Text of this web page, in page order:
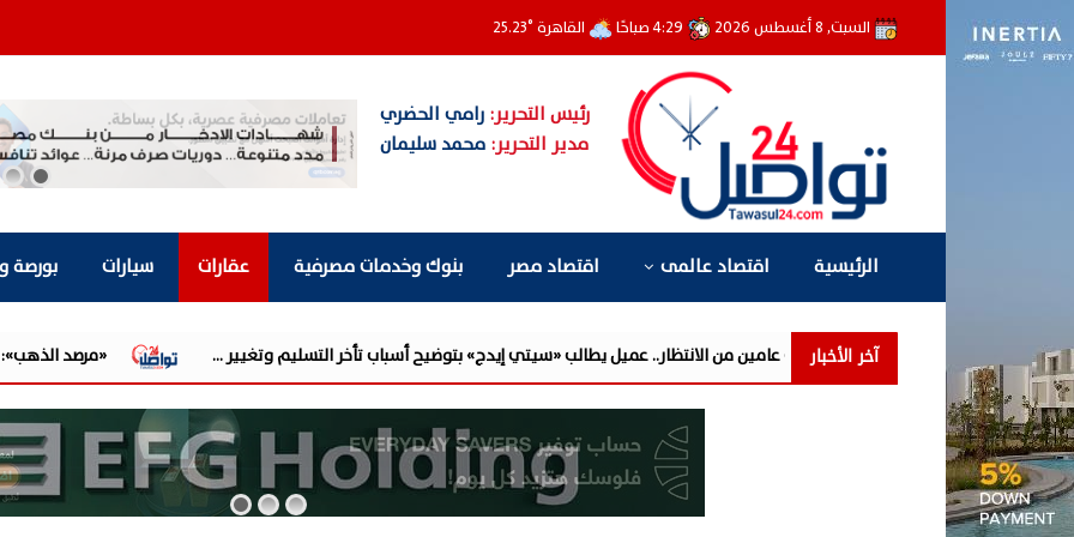
السبت, 8 أغسطس 2026 القاهرة°
25.23
رئيس التحرير:رامي الحضري
مدير التحرير: محمد سليمان
الرئيسية اقتصاد عالمى اقتصاد مصر بنوك وخدمات مصرفية عقارات سيارات بورصة
آخر الأخبار
تحوّل إلى عامين من الانتظار.. عميل يطالب «سيتي إيدج» بتوضيح أسباب تأخر التسليم وتغيير ... «مرصد الذهب»: 130 جنيهًا قفزة في أسعار الذهب.. وبيانات الوظائف الأمريكية الضعيفة تدفع الأوقية لأقوى ...